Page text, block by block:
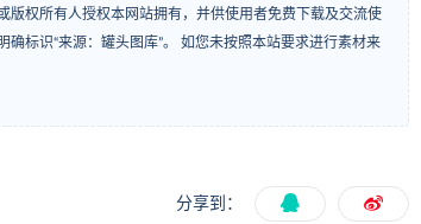
权所有人授权本网站拥有，并供使用者免费下载及交流使
标识“来源：罐头图库”。 如您未按照本站要求进行素材来
分享到：